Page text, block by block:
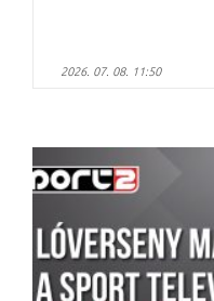
2026. 07. 08. 11:50